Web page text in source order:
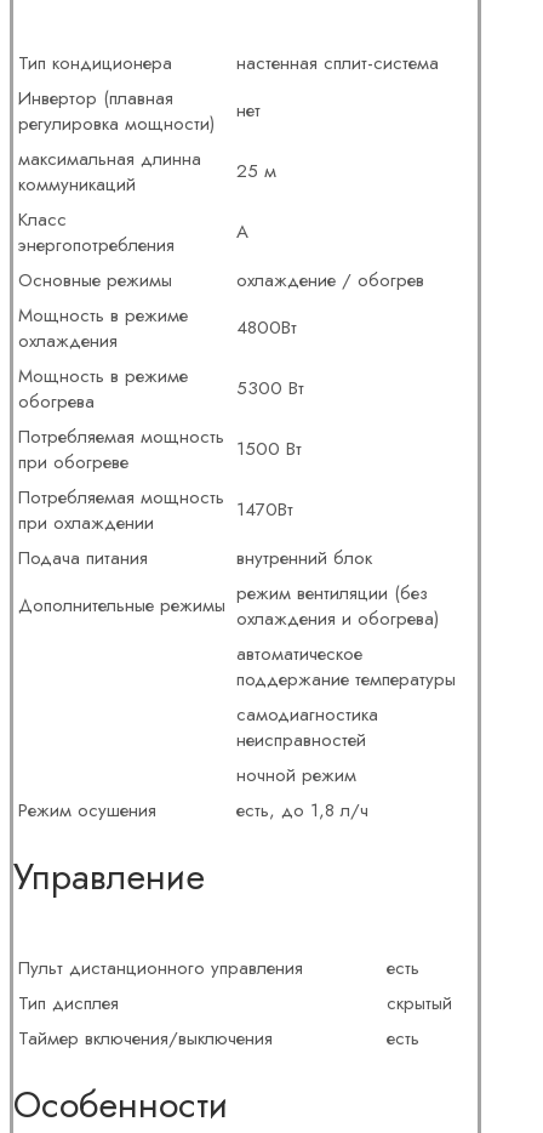
Тип кондиционера
настенная сплит-система
Инвертор (плавная
регулировка мощности)
нет
максимальная длинна
коммуникаций
25 м
Класс
энергопотребления
A
Основные режимы
охлаждение / обогрев
Мощность в режиме
охлаждения
4800Вт
Мощность в режиме
обогрева
5300 Вт
Потребляемая мощность
при обогреве
1500 Вт
Потребляемая мощность
при охлаждении
1470Вт
Подача питания
внутренний блок
Дополнительные режимы режим вентиляции (без
охлаждения и обогрева)
автоматическое
поддержание температуры
самодиагностика
неисправностей
ночной режим
Режим осушения
есть, до 1,8 л/ч
Управление
Пульт дистанционного управления
есть
Тип дисплея
скрытый
Таймер включения/выключения
есть
Особенности